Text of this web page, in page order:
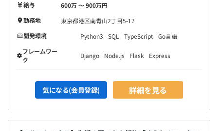
給与
600万 〜 900万円
勤務地
東京都港区南青山2丁目5-17
開発環境
Python3 SQL TypeScript
Go言語
フレームワー
ク
Django Node.js Flask Express
気になる(会員登録) 詳細を見る